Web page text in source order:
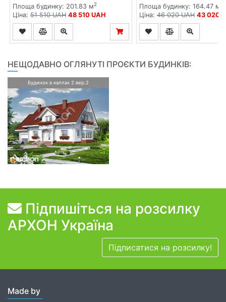
Площа будинку: 201.83 м2
Ціна: 51 510 UAH 48 510 UAH
Площа будинку: 164.47 м
Ціна:46 020 UAH 43 020
НЕЩОДАВНО ОГЛЯНУТІ ПРОЄКТИ БУДИНКІВ:
Будинок в каллах 2 вер.2
Підпишіться на розсилку
АРХОН Україна
Підписатися на розсилку!
Made by